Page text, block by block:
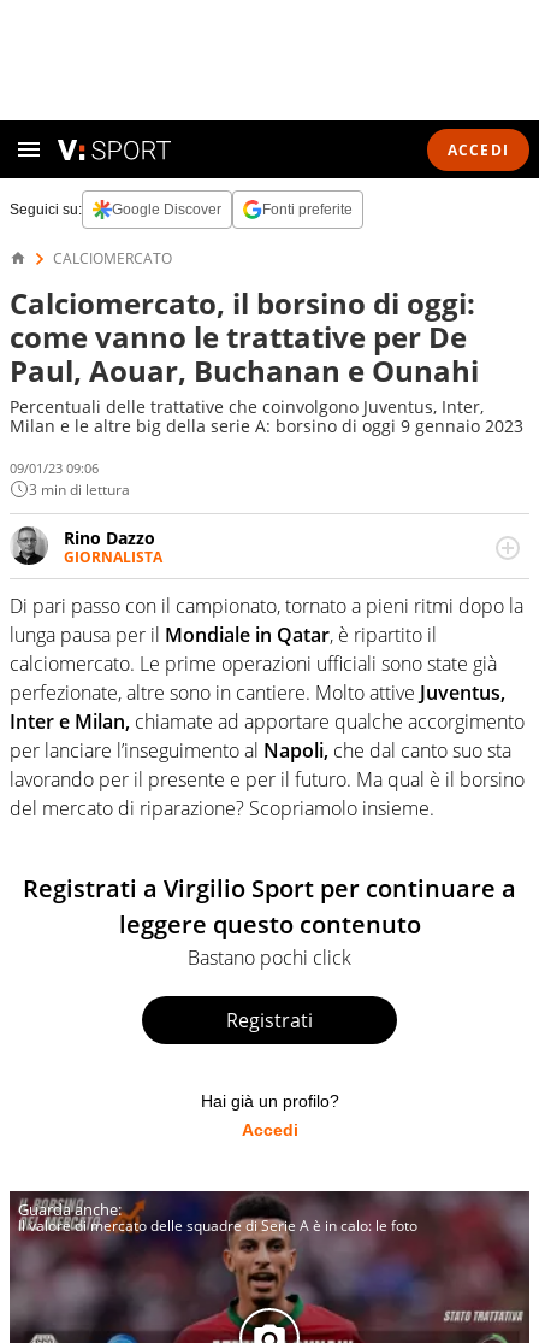
ACCEDI
Seguici su: Google Discover Fonti preferite
CALCIOMERCATO
Calciomercato, il borsino di oggi:
come vanno le trattative per De
Paul, Aouar, Buchanan e Ounahi
Percentuali delle trattative che coinvolgono Juventus, Inter,
Milan e le altre big della serie A: borsino di oggi 9 gennaio 2023
09/01/23 09:06
3 min di lettura
Rino Dazzo
GIORNALISTA
Se mai ci fosse modo di traslare il glossario del calcio in
una nicchia di esperti, lui ne farebbe parte. Non si perde
una svista arbitrale né gli umori social del mondo delle
curve
Di pari passo con il campionato, tornato a pieni ritmi dopo la
lunga pausa per il Mondiale in Qatar, è ripartito il
calciomercato. Le prime operazioni ufficiali sono state già
perfezionate, altre sono in cantiere. Molto attive Juventus,
Inter e Milan, chiamate ad apportare qualche accorgimento
per lanciare l’inseguimento al Napoli, che dal canto suo sta
lavorando per il presente e per il futuro. Ma qual è il borsino
del mercato di riparazione? Scopriamolo insieme.
Registrati a Virgilio Sport per continuare a
leggere questo contenuto
Bastano pochi click
Registrati
Hai già un profilo?
Accedi
Il valore di mercato delle squadre di Serie A è in calo: le foto